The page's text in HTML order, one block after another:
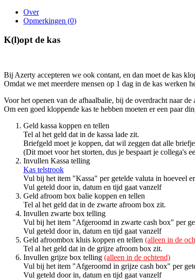
Over
Opmerkingen (0)
K(l)opt de kas
Bij Azerty accepteren we ook contant, en dan moet de kas
Omdat we met meerdere mensen op 1 dag in de kas werken
Voor het openen van de afhaalbalie, bij de overdracht naar
Om een goed kloppende kas te hebben moeten er een paar
Geld kassa koppen en tellen
Tel al het geld dat in de kassa lade zit.
Briefgeld moet je koppen, dat wil zeggen dat alle
(Dit moet voor het storten, dus je bespaart je collega's
Invullen Kassa telling
Kas telstrook
Vul bij het item "Kassa" per getelde valuta in hoeveel
Vul geteld door in, datum en tijd gaat vanzelf
Geld afroom box balie koppen en tellen
Tel al het geld dat in de zwarte afroom box zit.
Invullen zwarte box telling
Vul bij het item "Afgeroomd in zwarte cash box" per
Vul geteld door in, datum en tijd gaat vanzelf
Geld afroombox kluis koppen en tellen (alleen in de
Tel al het geld dat in de grijze afroom box zit.
Invullen grijze box telling (alleen in de ochtend)
Vul bij het item "Afgeroomd in grijze cash box" per
Vul geteld door in, datum en tijd gaat vanzelf